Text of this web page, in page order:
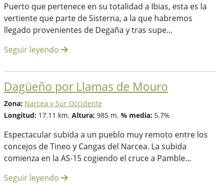
Puerto que pertenece en su totalidad a Ibias, esta es la
vertiente que parte de Sisterna, a la que habremos
llegado provenientes de Degaña y tras supe...
Seguir leyendo
Dagüeño por Llamas de Mouro
Zona: Narcea y Sur Occidente
Longitud: 17.11 km. Altura: 985 m. % media: 5.7%
Espectacular subida a un pueblo muy remoto entre los
concejos de Tineo y Cangas del Narcea. La subida
comienza en la AS-15 cogiendo el cruce a Pamble...
Seguir leyendo